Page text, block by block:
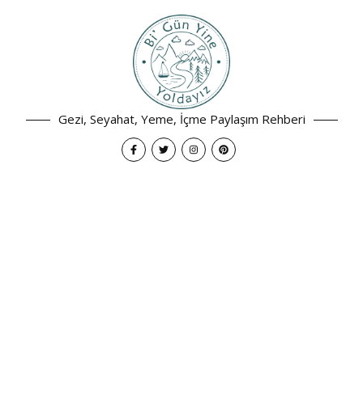
Gezi, Seyahat, Yeme, İçme Paylaşım Rehberi